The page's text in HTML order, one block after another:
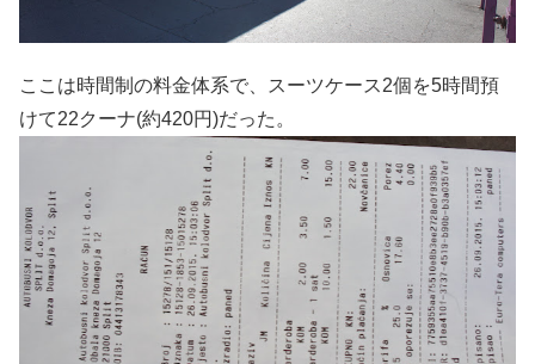
ここは時間制の料金体系で、スーツケース2個を5時間預
けて22クーナ(約420円)だった。